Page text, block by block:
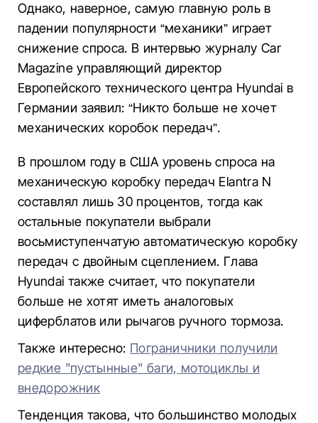
Однако, наверное, самую главную роль в
падении популярности “механики” играет
снижение спроса. В интервью журналу Car
Magazine управляющий директор
Европейского технического центра Hyundai в
Германии заявил: “Никто больше не хочет
механических коробок передач”.
В прошлом году в США уровень спроса на
механическую коробку передач Elantra N
составлял лишь 30 процентов, тогда как
остальные покупатели выбрали
восьмиступенчатую автоматическую коробку
передач с двойным сцеплением. Глава
Hyundai также считает, что покупатели
больше не хотят иметь аналоговых
циферблатов или рычагов ручного тормоза.
Также интересно: Пограничники получили
редкие "пустынные" баги, мотоциклы и
внедорожник
Тенденция такова, что большинство молодых